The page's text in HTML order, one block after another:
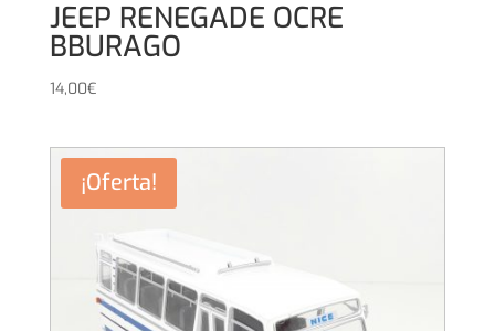
JEEP RENEGADE OCRE
BBURAGO
14,00€
¡Oferta!